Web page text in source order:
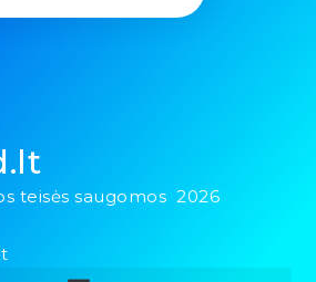
teisės saugomos 2026